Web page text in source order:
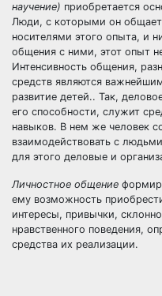
научение) приобретается
Люди, с которыми он
носителями этого опыта, и
общения с ними, этот опыт
Интенсивность общения,
средств являются
развитие детей.. Так,
его способности, служит
навыков. В нем же человек
взаимодействовать с
для этого деловые и
Личностное общение
ему возможность
интересы, привычки,
нравственного поведения,
средства их реализации.